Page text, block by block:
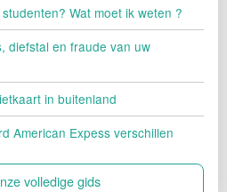
Wat moet ik weten ?
diefstal en fraude van uw
in buitenland
American Expess verschillen
volledige gids